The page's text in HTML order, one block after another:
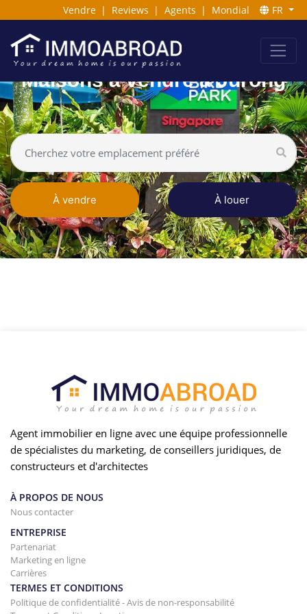
Vendre | Reviews | Agents | Mondial FR
Maisons à vendre à Jurong
À vendre À louer
Agent immobilier en ligne avec une équipe professionnelle
de spécialistes du marketing, de conseillers juridiques, de
constructeurs et d'architectes
À PROPOS DE NOUS
Nous contacter
ENTREPRISE
Partenariat
Marketing en ligne
Carrières
TERMES ET CONDITIONS
Politique de confidentialité - Avis de non-responsabilité